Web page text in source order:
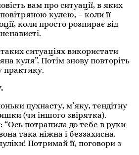
вам про ситуації, в яких
кулею, – коли її
коли просто розпирає від
ситуаціях використати
куля”. Потім знову повторіть
практику.
пухнасту, м’яку, тендітну
(чи іншого звірятка).
“Ось потрапила до тебе в руки
така ніжна і беззахисна.
Потримай її, поговори з